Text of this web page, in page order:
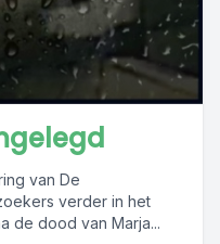
van De
verder in het
de dood van Marja...